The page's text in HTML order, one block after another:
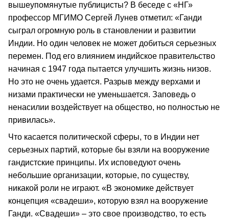
вышеупомянутые публицисты? В беседе с «НГ»
профессор МГИМО Сергей Лунев отметил: «Ганди
сыграл огромную роль в становлении и развитии
Индии. Но один человек не может добиться серьезных
перемен. Под его влиянием индийское правительство
начиная с 1947 года пытается улучшить жизнь низов.
Но это не очень удается. Разрыв между верхами и
низами практически не уменьшается. Заповедь о
ненасилии воздействует на общество, но полностью не
привилась».
Что касается политической сферы, то в Индии нет
серьезных партий, которые бы взяли на вооружение
гандистские принципы. Их исповедуют очень
небольшие организации, которые, по существу,
никакой роли не играют. «В экономике действует
концепция «свадеши», которую взял на вооружение
Ганди. «Свадеши» – это свое производство, то есть